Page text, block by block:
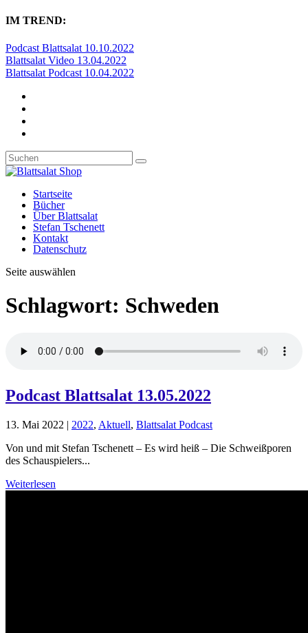
IM TREND:
Podcast Blattsalat 10.10.2022
Blattsalat Video 13.04.2022
Blattsalat Podcast 10.04.2022
Startseite
Bücher
Über Blattsalat
Stefan Tschenett
Kontakt
Datenschutz
Seite auswählen
Schlagwort: Schweden
Podcast Blattsalat 13.05.2022
13. Mai 2022 | 2022, Aktuell, Blattsalat Podcast
Von und mit Stefan Tschenett – Es wird heiß – Die Schweißporen
des Schauspielers...
Weiterlesen